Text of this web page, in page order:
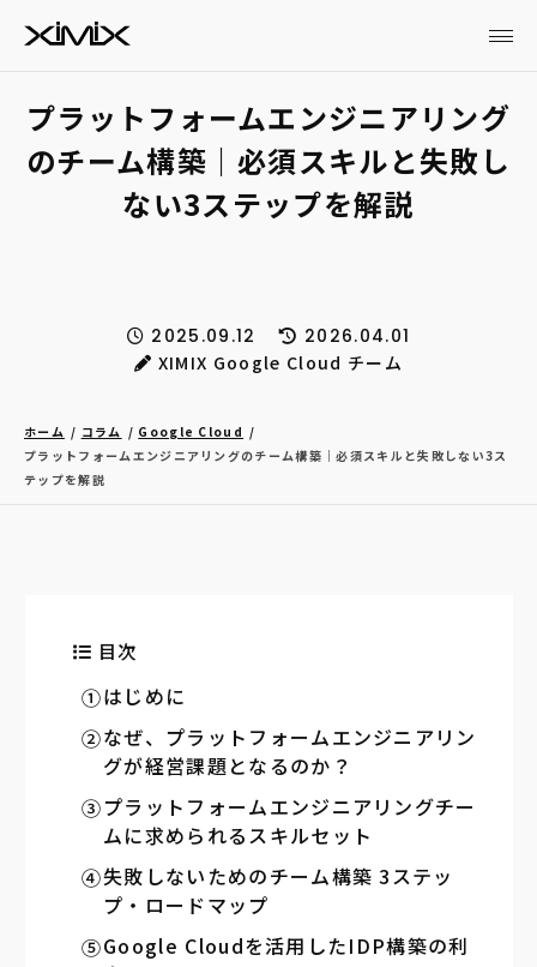
プラットフォームエンジニアリング
のチーム構築｜必須スキルと失敗し
ない3ステップを解説
2025.09.12
2026.04.01
XIMIX Google Cloud チーム
ホーム コラム
Google Cloud
プラットフォームエンジニアリングのチーム構築｜必須スキルと失敗しない3ス
テップを解説
目次
はじめに
なぜ、プラットフォームエンジニアリン
グが経営課題となるのか？
プラットフォームエンジニアリングチー
ムに求められるスキルセット
失敗しないためのチーム構築 3ステッ
プ・ロードマップ
Google Cloudを活用したIDP構築の利